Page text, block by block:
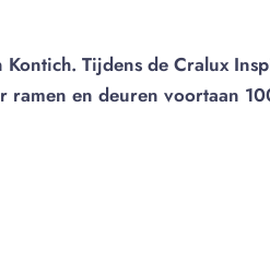
Tijdens de Cralux
en deuren voortaan